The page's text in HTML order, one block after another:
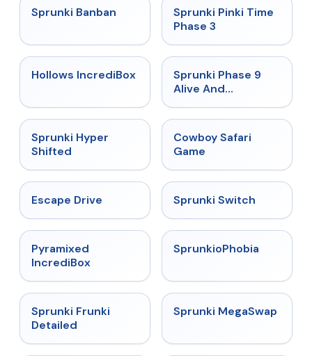
★
Sprunki Banban ★ 4.9
Sprunki Pinki Time
Phase 3
★ 4.3
Hollows IncrediBox ★
Sprunki Phase 9
Alive And
Sprunki Hyper
Shifted
Cowboy Safari
Game
Escape Drive ★
Sprunki Switch
Pyramixed
IncrediBox
★
SprunkioPhobia
★
Sprunki Frunki
Detailed
★ 4.5
Sprunki MegaSwap